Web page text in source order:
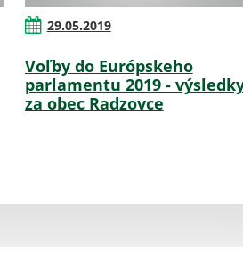
29.05.2019
Voľby do Európskeho
parlamentu 2019 -
za obec Radzovce